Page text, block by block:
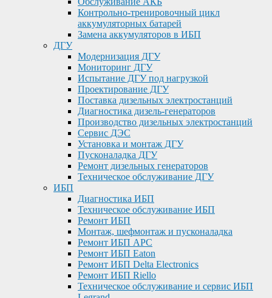
Контрольно-тренировочный цикл
аккумуляторных батарей
Замена аккумуляторов в ИБП
ДГУ
Модернизация ДГУ
Мониторинг ДГУ
Испытание ДГУ под нагрузкой
Проектирование ДГУ
Поставка дизельных электростанций
Диагностика дизель-генераторов
Производство дизельных электростанций
Сервис ДЭС
Установка и монтаж ДГУ
Пусконаладка ДГУ
Ремонт дизельных генераторов
Техническое обслуживание ДГУ
ИБП
Диагностика ИБП
Техническое обслуживание ИБП
Ремонт ИБП
Монтаж, шефмонтаж и пусконаладка
Ремонт ИБП APC
Ремонт ИБП Eaton
Ремонт ИБП Delta Electronics
Ремонт ИБП Riello
Техническое обслуживание и сервис ИБП